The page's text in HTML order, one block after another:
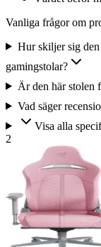
Vanliga frågor om
Hur skiljer sig
gamingstolar?
Är den här stolen
Vad säger
Visa alla
2